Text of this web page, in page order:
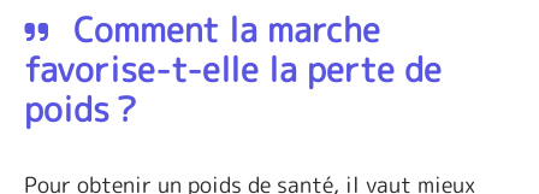
Comment la marche
favorise-t-elle la perte de
poids ?
Pour obtenir un poids de santé, il vaut mieux